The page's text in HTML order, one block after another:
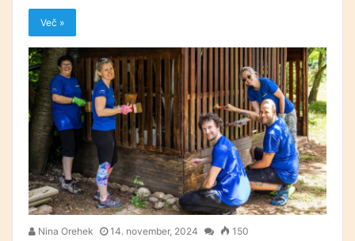
Več »
Nina Orehek 14. november, 2024 150